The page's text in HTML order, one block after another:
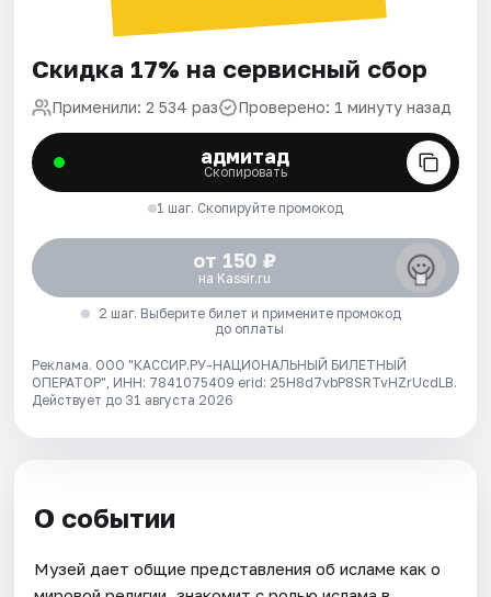
Скидка 17% на сервисный сбор
Применили: 2 534 раз Проверено: 1 минуту назад
адмитад
Скопировать
1 шаг. Скопируйте промокод
от 150 ₽
на Kassir.ru
2 шаг. Выберите билет и примените промокод
до оплаты
Реклама. ООО "КАССИР.РУ-НАЦИОНАЛЬНЫЙ БИЛЕТНЫЙ
ОПЕРАТОР", ИНН: 7841075409 erid: 25H8d7vbP8SRTvHZrUcdLB.
Действует до 31 августа 2026
О событии
Музей дает общие представления об исламе как о